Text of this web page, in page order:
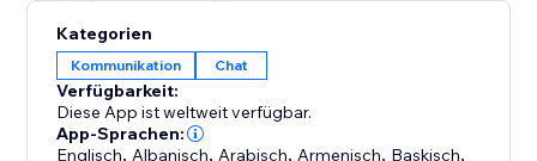
Kategorien
Kommunikation Chat
Verfügbarkeit:
Diese App ist weltweit verfügbar.
App-Sprachen:
Englisch, Albanisch, Arabisch, Armenisch, Baskisch,